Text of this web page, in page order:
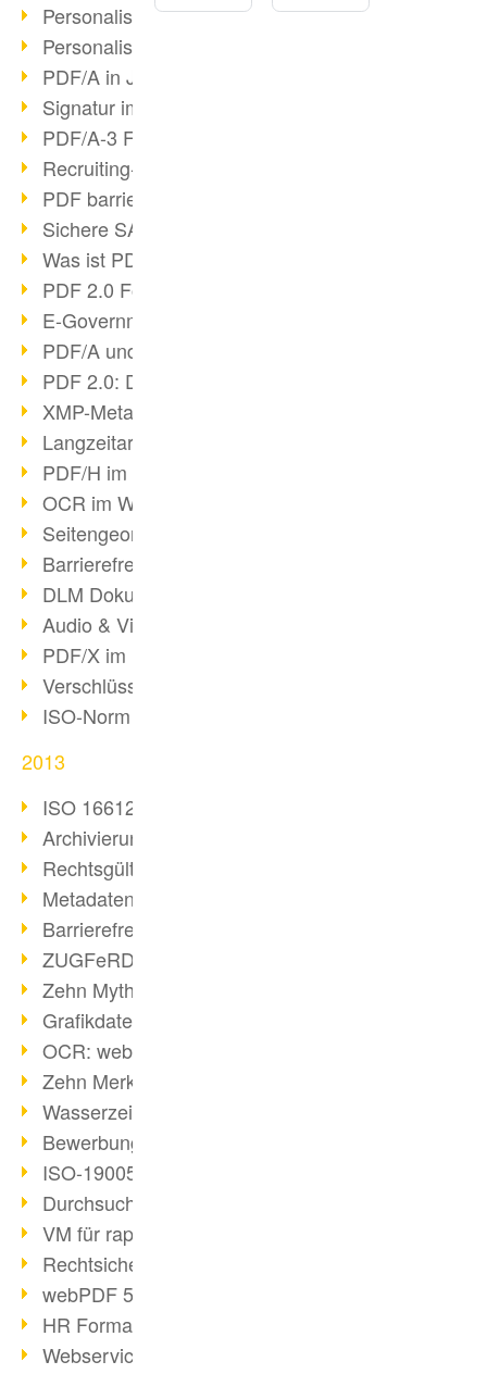
Personalisierter Druck II
Personalisierter Druck I
PDF/A in Justiz & Verwaltung
Signatur im PDF/A
PDF/A-3 Funktionen
Recruiting-Prozesse optimieren
PDF barrierefrei
Sichere SAP-Archivierung
Was ist PDF?
PDF 2.0 Fortschritt?
E-Government & DMS
PDF/A und ISO 32000-2
PDF 2.0: Digitale Signaturen
XMP-Metadaten
Langzeitarchivierung mit PDF/A
PDF/H im Gesundheitswesen
OCR im Wandel
Seitengeometrie in PDFs
Barrierefreiheit & PDF/UA
DLM Dokumentenzyklus
Audio & Video in PDF
PDF/X im Druckprozess
Verschlüsselung von PDF
ISO-Norm 24517
2013
ISO 16612-2: PDF/VT
Archivierung von E-Mails
Rechtsgültige Archivierung (PDF/A)
Metadaten in PDF-Dateien
Barrierefreiheit mit PDF/UA
ZUGFeRD: E-Rechnung erklärt
Zehn Mythen über PDF/A
Grafikdateien mit webPDF erstellen
OCR: webPDF wandelt Grafiken
Zehn Merksätze des BITKOM
Wasserzeichen im PDF
Bewerbung als PDF gestalten
ISO-19005 kompakt
Durchsuchbare PDF erstellen
VM für rapid deployment
Rechtsicherheit - Digitale Signatur
webPDF 5 Feedback umgesetzt
HR Formatvereinheitlichung
Webservices für Software-Entwickler